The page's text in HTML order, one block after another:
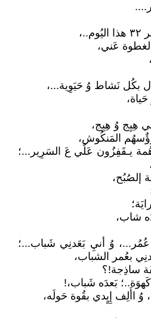
عَني،
بكُل نَشاط وُ حَيَوِية...،
هِيِج وُ هِيِج،
المَنكُوش،
يـقَفِزُون عَلٌي عَ السَرِير...؛
إلصُبُح،
شاب،
عُمُر...، وُ أنيِ بَعَدنِي شَباب...؛
بعُمر الشباب،
ساذِجة!؟
بَعدَه شَباب،!
وُ اأَلِف إِيٍدي بقُوة حَولَه،